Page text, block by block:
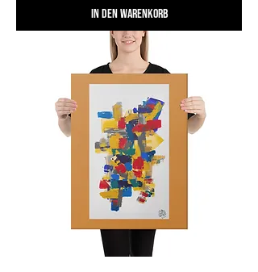
In den Warenkorb